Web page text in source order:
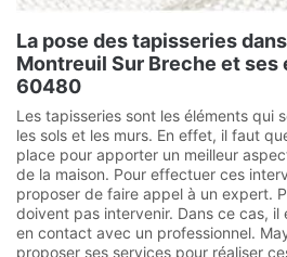
La pose des tapisseries
Montreuil Sur Breche et ses
60480
Les tapisseries sont les éléments qui
les sols et les murs. En effet, il faut
place pour apporter un meilleur
de la maison. Pour effectuer ces
proposer de faire appel à un expert.
doivent pas intervenir. Dans ce cas,
en contact avec un professionnel.
proposer ses services pour réaliser